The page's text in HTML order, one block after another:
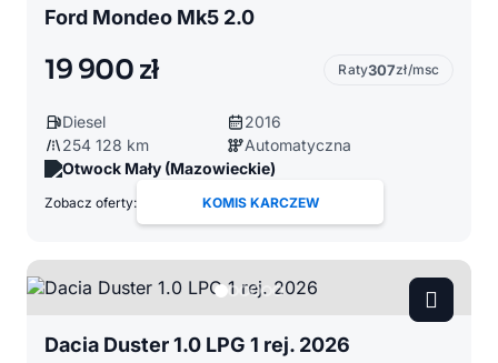
Ford Mondeo Mk5 2.0
19 900 zł Raty307zł/msc
Diesel
2016
254 128 km
Automatyczna
Otwock Mały (Mazowieckie)
Zobacz oferty: KOMIS KARCZEW
Dacia Duster 1.0 LPG 1 rej. 2026